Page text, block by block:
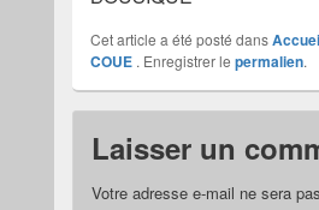
Cet article a été posté dans
COUE. Enregistrer le permalien.
Laisser un
Votre adresse e-mail ne sera